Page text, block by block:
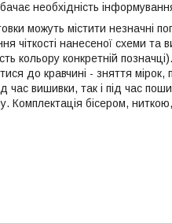
необхідність
можуть містити незначні
чіткості нанесеної схеми
кольору конкретній позначці).
до кравчині - зняття мірок,
час вишивки, так і під час
Комплектація бісером,